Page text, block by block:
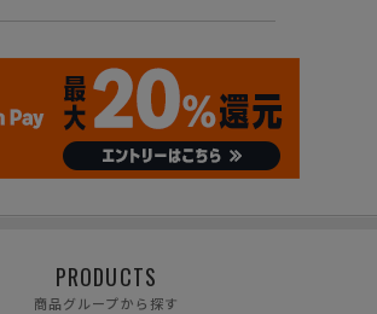
PRODUCTS
商品グループから探す